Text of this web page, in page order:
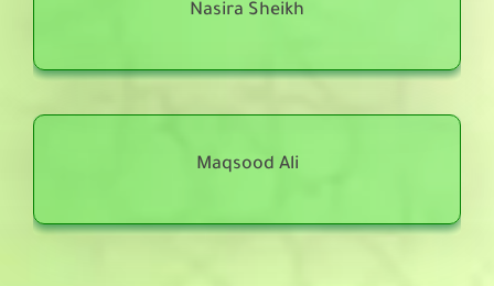
Nasira Sheikh
Maqsood Ali